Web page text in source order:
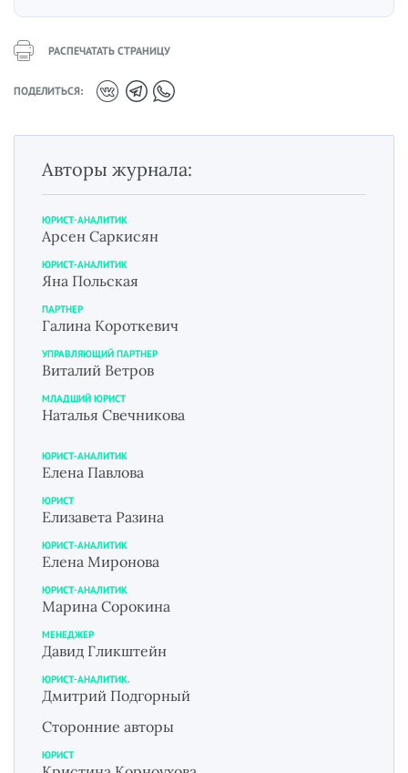
РАСПЕЧАТАТЬ СТРАНИЦУ
ПОДЕЛИТЬСЯ:
Авторы журнала:
ЮРИСТ-АНАЛИТИК
Арсен Саркисян
ЮРИСТ-АНАЛИТИК
Яна Польская
ПАРТНЕР
Галина Короткевич
УПРАВЛЯЮЩИЙ ПАРТНЕР
Виталий Ветров
МЛАДШИЙ ЮРИСТ
Наталья Свечникова
ЮРИСТ-АНАЛИТИК
Елена Павлова
ЮРИСТ
Елизавета Разина
ЮРИСТ-АНАЛИТИК
Елена Миронова
ЮРИСТ-АНАЛИТИК
Марина Сорокина
МЕНЕДЖЕР
Давид Гликштейн
ЮРИСТ-АНАЛИТИК.
Дмитрий Подгорный
Сторонние авторы
ЮРИСТ